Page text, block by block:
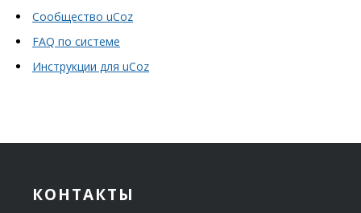
Сообщество uCoz
FAQ по системе
Инструкции для uCoz
КОНТАКТЫ